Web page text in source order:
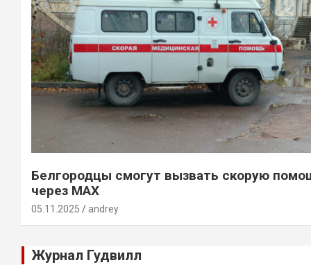
Белгородцы смогут вызвать скорую
через MAX
05.11.2025 andrey
Журнал Гудвилл